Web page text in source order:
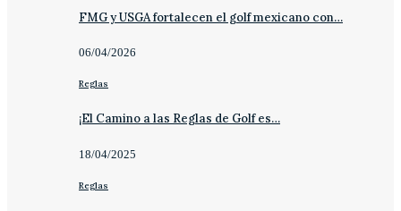
FMG y USGA fortalecen el golf mexicano con…
06/04/2026
Reglas
¡El Camino a las Reglas de Golf es…
18/04/2025
Reglas